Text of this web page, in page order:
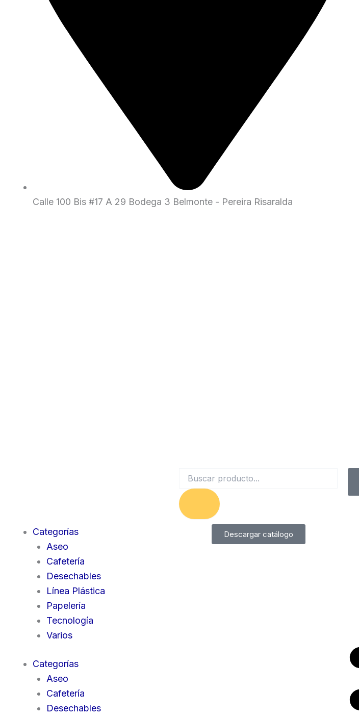
Calle 100 Bis #17 A 29 Bodega 3 Belmonte - Pereira Risaralda
Categorías
Aseo
Cafetería
Desechables
Línea Plástica
Papelería
Tecnología
Varios
Categorías
Aseo
Cafetería
Desechables
Descargar catálogo